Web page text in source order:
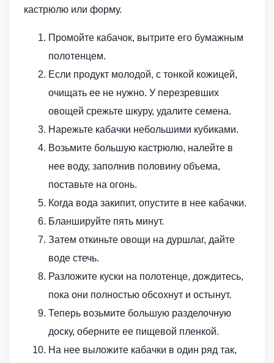
кастрюлю или форму.
Промойте кабачок, вытрите его бумажным
полотенцем.
Если продукт молодой, с тонкой кожицей,
очищать ее не нужно. У перезревших
овощей срежьте шкуру, удалите семена.
Нарежьте кабачки небольшими кубиками.
Возьмите большую кастрюлю, налейте в
нее воду, заполнив половину объема,
поставьте на огонь.
Когда вода закипит, опустите в нее кабачки.
Бланшируйте пять минут.
Затем откиньте овощи на дуршлаг, дайте
воде стечь.
Разложите куски на полотенце, дождитесь,
пока они полностью обсохнут и остынут.
Теперь возьмите большую разделочную
доску, оберните ее пищевой пленкой.
На нее выложите кабачки в один ряд так,